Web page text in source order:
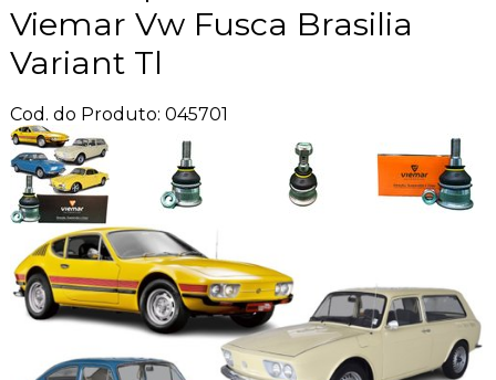
Viemar Vw Fusca Brasilia
Variant Tl
Cod. do Produto: 045701